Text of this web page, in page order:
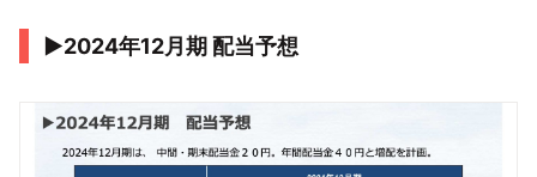
▶2024年12月期 配当予想